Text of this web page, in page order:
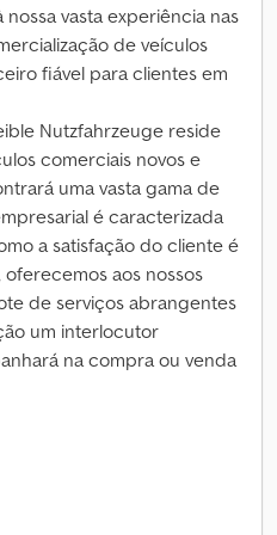
nossa vasta experiência nas
de veículos
fiável para clientes em
Nutzfahrzeuge reside
comerciais novos e
uma vasta gama de
é caracterizada
a satisfação do cliente é
aos nossos
de serviços abrangentes
um interlocutor
na compra ou venda